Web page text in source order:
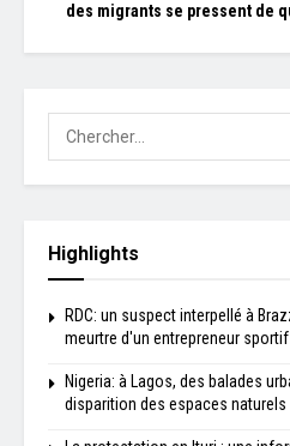
des migrants se pressent de
Highlights
RDC: un suspect interpellé à
meurtre d'un entrepreneur sportif
Nigeria: à Lagos, des balades
disparition des espaces naturels